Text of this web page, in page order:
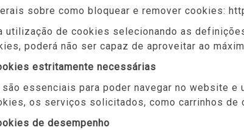
sobre como bloquear e remover cookies:
utilização de cookies selecionando as
poderá não ser capaz de aproveitar ao
estritamente necessárias
essenciais para poder navegar no website
os serviços solicitados, como carrinhos
de desempenho